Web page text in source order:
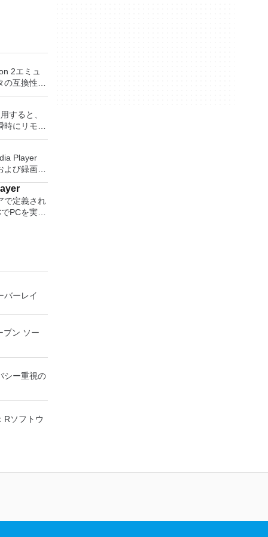
2エミュ
互換性率
ゲームの
り強力な
る場合、
ーです。
はローエン
提供する
のすべて
ームを見
ローラー
ーション
このアプ
保存でき
ド：好き
ードに制
像度グラ
ると、
をプレイで
PS2エミ
ます。 PS2
トでき、
切り替える
ゲームに
ラッシュ
するに
すると、
にリモー
Windows
中のどこ
すると、
プを表示し
直接座って
ードを制
。制御した
ストール
ドアロン
ります。
を実行し
します。
などのサ
に直接接
Viewerに
イス間の
期します。
ルバーに
の高度な
Player
び録画し
存して楽し
。 再
めのポータ
には家中
験がさらに
イメント
ビデオ、
しめる -
真にアク
で定義され
PCを実行
仮想マシン
機能は次
題なし
を体験し
ーターと
ます。
仮想マシ
の仮想マ
ホスト
でデータ
およびゲ
のサポー
簡単にアク
バーレイ
プン ソー
シー重視の
Rソフトウ